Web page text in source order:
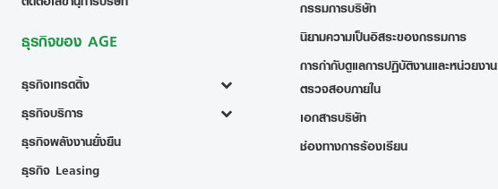
ธุรกิจของ AGE
ธุรกิจเทรดดิ้ง
ธุรกิจบริการ
ธุรกิจพลังงานยั่งยืน
ธุรกิจ Leasing
กรรมการบริษัท
นิยามความเป็นอิสระของกรรมการ
การกำกับดูแลการปฏิบัติงานและหน่วยงาน
ตรวจสอบภายใน
เอกสารบริษัท
ช่องทางการร้องเรียน